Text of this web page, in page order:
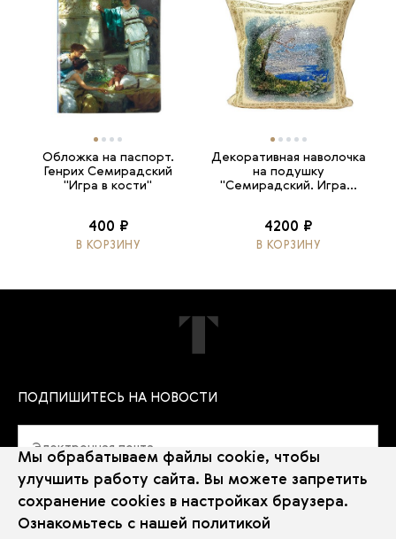
Обложка на паспорт.
Генрих Семирадский
"Игра в кости"
400 ₽
В КОРЗИНУ
Декоративная наволочка
на подушку
"Семирадский. Игра...
4200 ₽
В КОРЗИНУ
ПОДПИШИТЕСЬ НА НОВОСТИ
Политика использования Cookie
Использование рекомендательных технологий
Мы обрабатываем файлы cookie, чтобы
улучшить работу сайта. Вы можете запретить
сохранение cookies в настройках браузера.
Ознакомьтесь с нашей политикой